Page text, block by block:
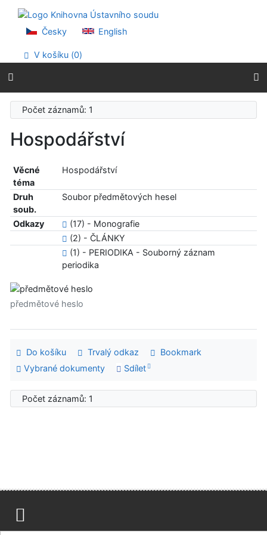
Přejít na menu
Prohlášení o webové přístupnosti
Česky English
V košíku (0)
Počet záznamů: 1
Hospodářství
Věcné
téma
Hospodářství
Druh
soub.
Soubor předmětových hesel
Odkazy
(17) - Monografie
(2) - ČLÁNKY
(1) - PERIODIKA - Souborný záznam
periodika
předmětové heslo
Do košíku Trvalý odkaz
Bookmark
Vybrané dokumenty
Sdílet
Počet záznamů: 1